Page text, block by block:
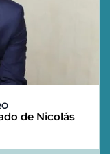
de Nicolás